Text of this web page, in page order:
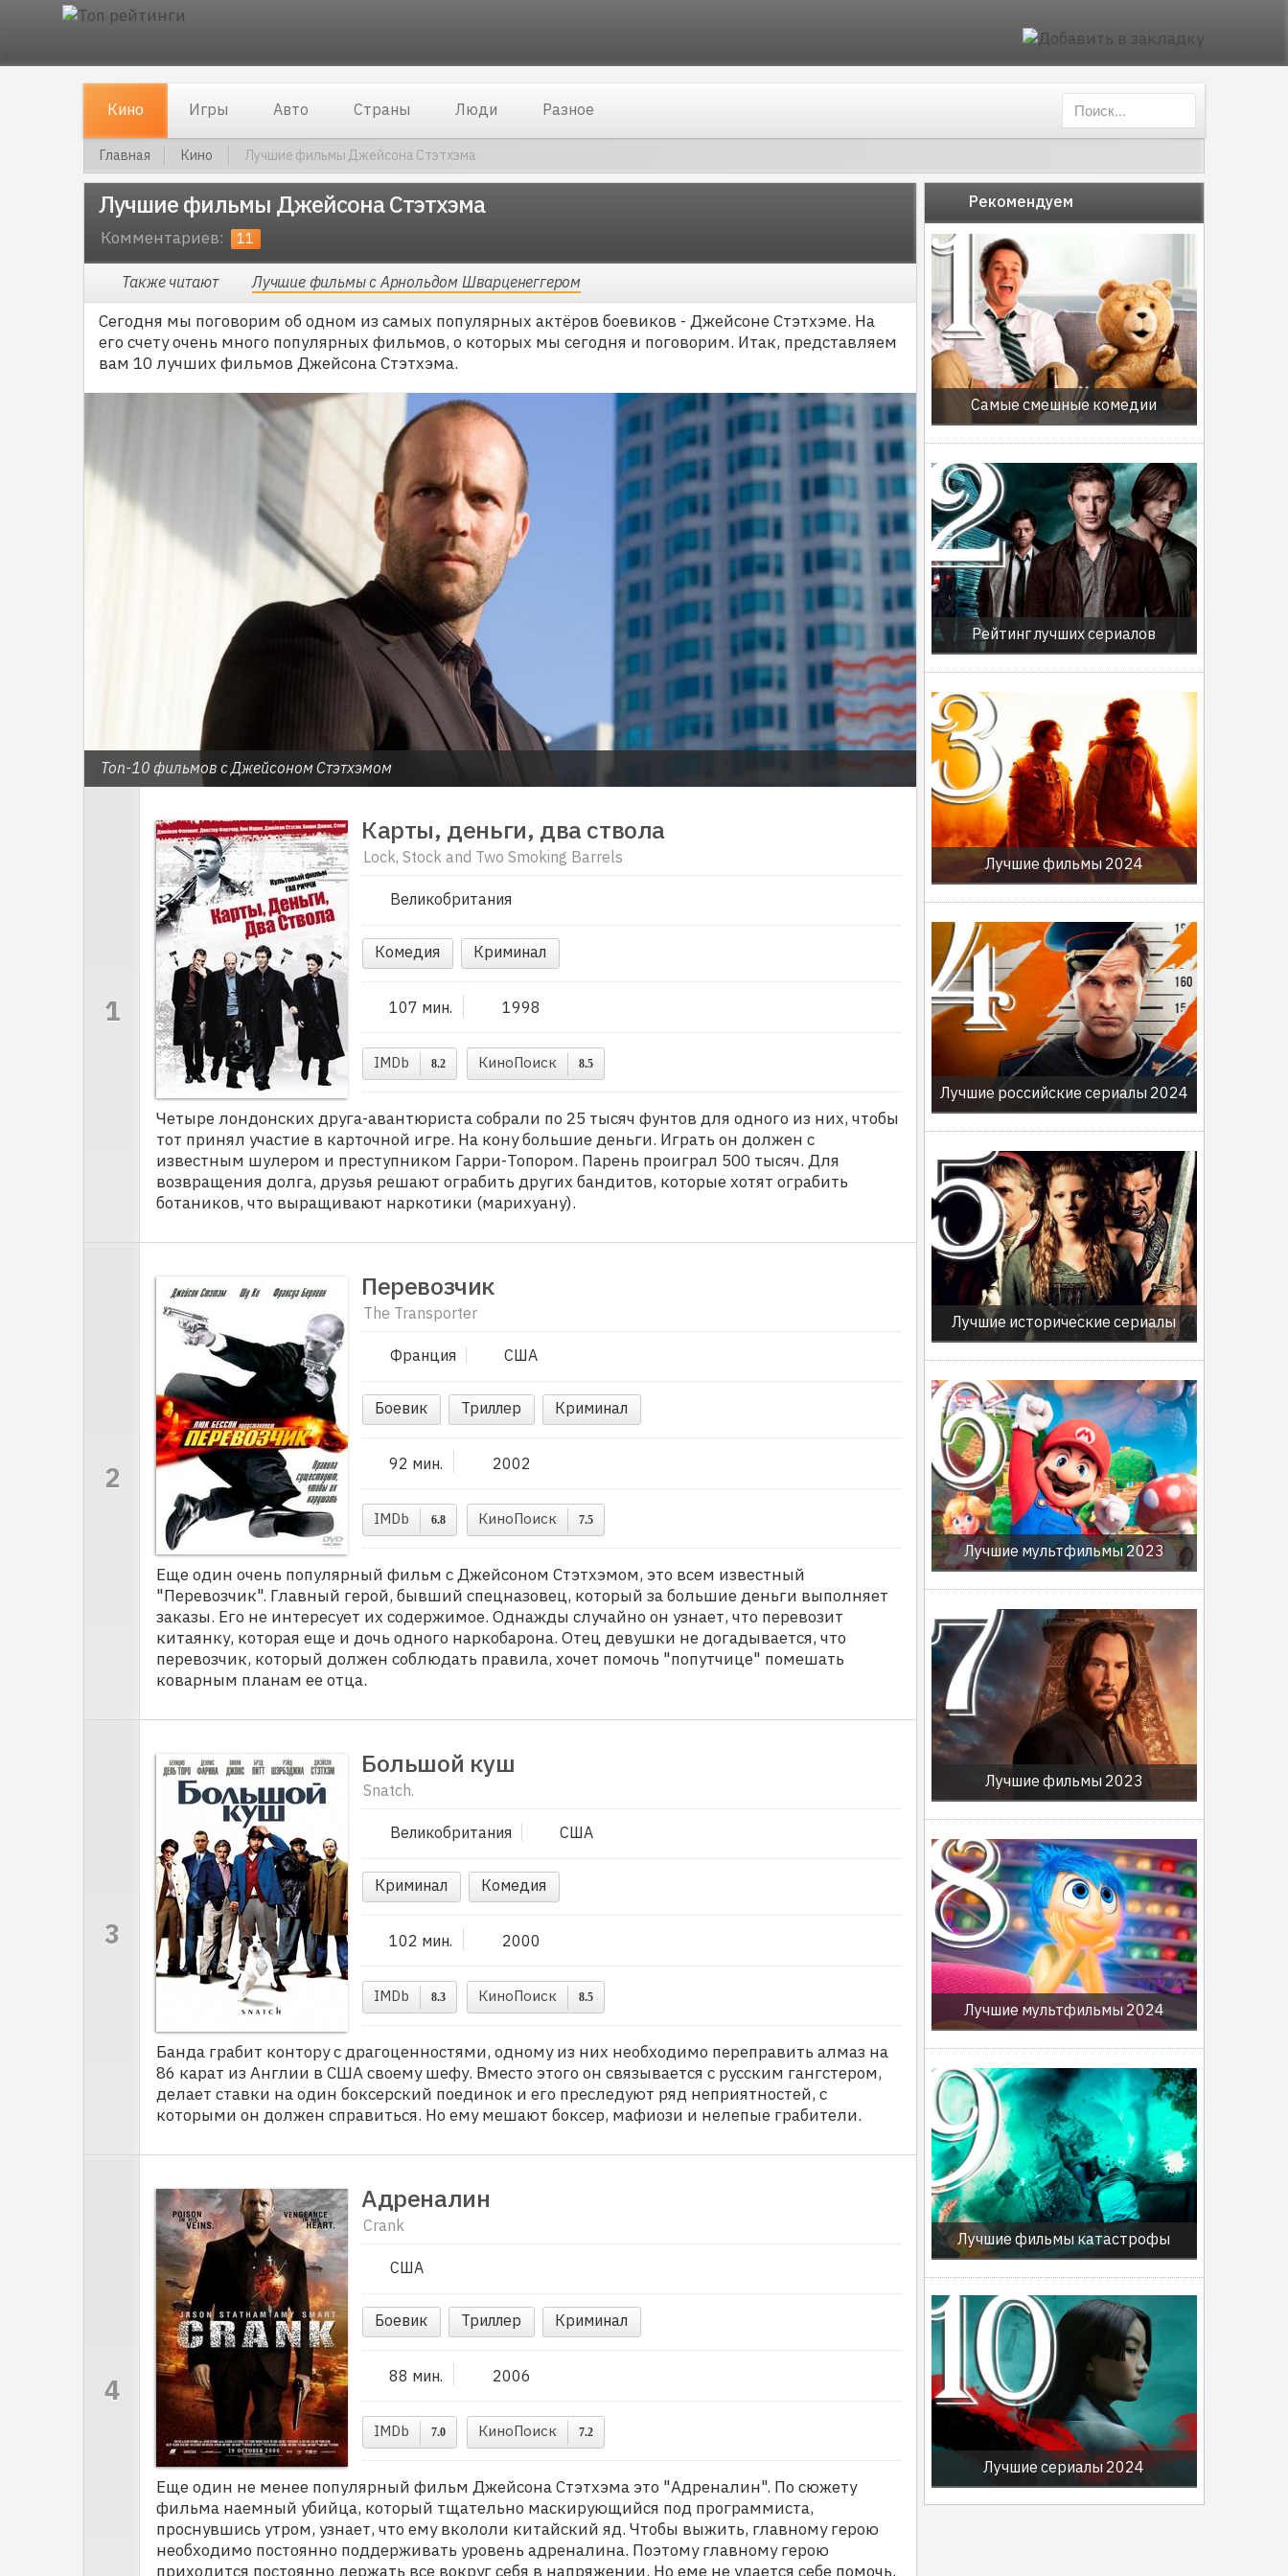
Кино Игры Авто Страны Люди Разное
Главная Кино Лучшие фильмы Джейсона Стэтхэма
Лучшие фильмы Джейсона Стэтхэма
Комментариев: 11
Также читают Лучшие фильмы с Арнольдом Шварценеггером
Сегодня мы поговорим об одном из самых популярных актёров боевиков - Джейсоне Стэтхэме. На
его счету очень много популярных фильмов, о которых мы сегодня и поговорим. Итак, представляем
вам 10 лучших фильмов Джейсона Стэтхэма.
Топ-10 фильмов с Джейсоном Стэтхэмом
Карты, деньги, два ствола
Lock, Stock and Two Smoking Barrels
Великобритания
Комедия Криминал
107 мин. 1998
IMDb 8.2 КиноПоиск 8.5
Четыре лондонских друга-авантюриста собрали по 25 тысяч фунтов для одного из них, чтобы
тот принял участие в карточной игре. На кону большие деньги. Играть он должен с
известным шулером и преступником Гарри-Топором. Парень проиграл 500 тысяч. Для
возвращения долга, друзья решают ограбить других бандитов, которые хотят ограбить
ботаников, что выращивают наркотики (марихуану).
Перевозчик
The Transporter
Франция США
Боевик Триллер Криминал
92 мин. 2002
IMDb 6.8 КиноПоиск 7.5
Еще один очень популярный фильм с Джейсоном Стэтхэмом, это всем известный
"Перевозчик". Главный герой, бывший спецназовец, который за большие деньги выполняет
заказы. Его не интересует их содержимое. Однажды случайно он узнает, что перевозит
китаянку, которая еще и дочь одного наркобарона. Отец девушки не догадывается, что
перевозчик, который должен соблюдать правила, хочет помочь "попутчице" помешать
коварным планам ее отца.
Большой куш
Snatch.
Великобритания США
Криминал Комедия
102 мин. 2000
IMDb 8.3 КиноПоиск 8.5
Банда грабит контору с драгоценностями, одному из них необходимо переправить алмаз на
86 карат из Англии в США своему шефу. Вместо этого он связывается с русским гангстером,
делает ставки на один боксерский поединок и его преследуют ряд неприятностей, с
которыми он должен справиться. Но ему мешают боксер, мафиози и нелепые грабители.
Адреналин
Crank
США
Боевик Триллер Криминал
88 мин. 2006
IMDb 7.0 КиноПоиск 7.2
Еще один не менее популярный фильм Джейсона Стэтхэма это "Адреналин". По сюжету
фильма наемный убийца, который тщательно маскирующийся под программиста,
проснувшись утром, узнает, что ему вкололи китайский яд. Чтобы выжить, главному герою
необходимо постоянно поддерживать уровень адреналина. Поэтому главному герою
приходится постоянно держать все вокруг себя в напряжении. Но еме не удается себе помочь,
Рекомендуем
Самые смешные комедии
Рейтинг лучших сериалов
Лучшие фильмы 2024
Лучшие российские сериалы 2024
Лучшие исторические сериалы
Лучшие мультфильмы 2023
Лучшие фильмы 2023
Лучшие мультфильмы 2024
Лучшие фильмы катастрофы
Лучшие сериалы 2024